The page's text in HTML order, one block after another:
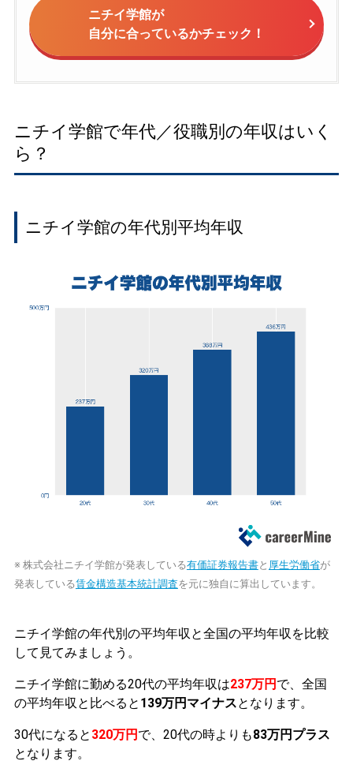
ニチイ学館が
自分に合っているかチェック！
ニチイ学館で年代／役職別の年収はいく
ら？
ニチイ学館の年代別平均年収
※ 株式会社ニチイ学館が発表している有価証券報告書と 厚生労働省が
発表している賃金構造基本統計調査を元に独自に算出しています。
ニチイ学館の年代別の平均年収と全国の平均年収を比較
して見てみましょう。
ニチイ学館に勤める20代の平均年収は237万円 で、全国
の平均年収と比べると 139万円マイナスとなります。
30代になると 320万円 で、20代の時よりも83万円プラス
となります。